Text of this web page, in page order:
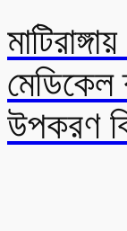
মেডিকেল
উপকরণ